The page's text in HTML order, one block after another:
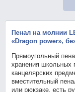
Пенал на молнии
«Dragon power»,
Прямоугольный
хранения школьных
канцелярских
вместительный
или рюкзаке, есть